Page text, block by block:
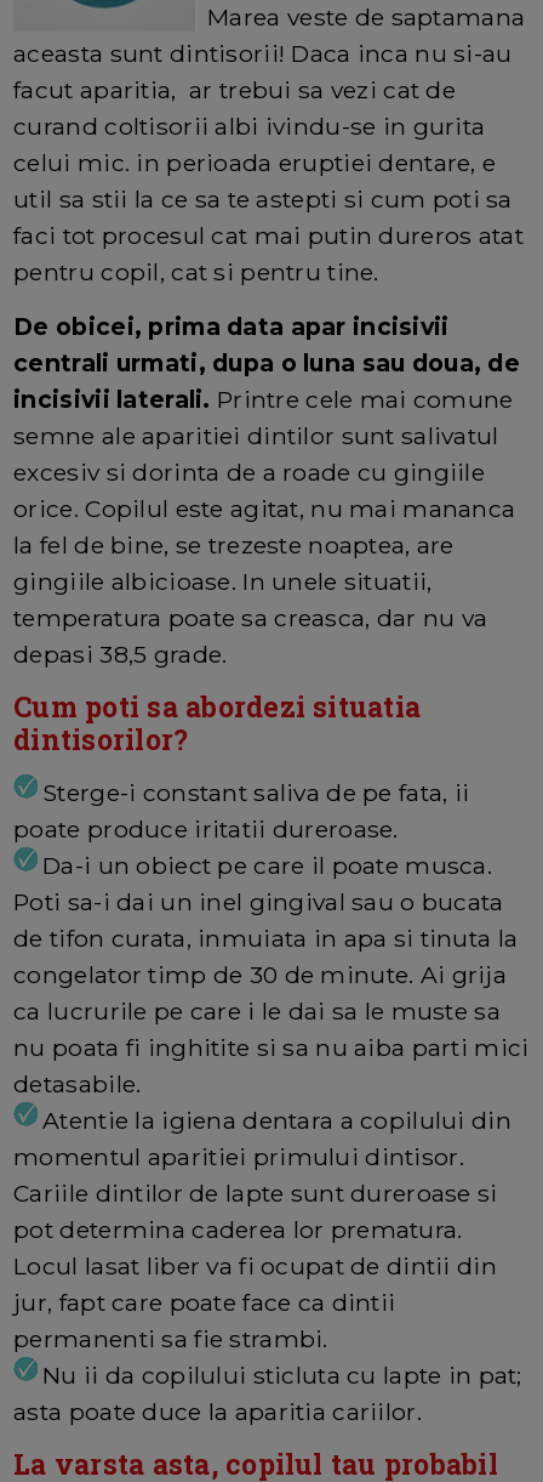
Marea veste de saptamana
aceasta sunt dintisorii! Daca inca nu si-au
facut aparitia, ar trebui sa vezi cat de
curand coltisorii albi ivindu-se in gurita
celui mic. in perioada eruptiei dentare, e
util sa stii la ce sa te astepti si cum poti sa
faci tot procesul cat mai putin dureros atat
pentru copil, cat si pentru tine.
De obicei, prima data apar incisivii
centrali urmati, dupa o luna sau doua, de
incisivii laterali. Printre cele mai comune
semne ale aparitiei dintilor sunt salivatul
excesiv si dorinta de a roade cu gingiile
orice. Copilul este agitat, nu mai mananca
la fel de bine, se trezeste noaptea, are
gingiile albicioase. In unele situatii,
temperatura poate sa creasca, dar nu va
depasi 38,5 grade.
Cum poti sa abordezi situatia
dintisorilor?
Sterge-i constant saliva de pe fata, ii
poate produce iritatii dureroase.
Da-i un obiect pe care il poate musca.
Poti sa-i dai un inel gingival sau o bucata
de tifon curata, inmuiata in apa si tinuta la
congelator timp de 30 de minute. Ai grija
ca lucrurile pe care i le dai sa le muste sa
nu poata fi inghitite si sa nu aiba parti mici
detasabile.
Atentie la igiena dentara a copilului din
momentul aparitiei primului dintisor.
Cariile dintilor de lapte sunt dureroase si
pot determina caderea lor prematura.
Locul lasat liber va fi ocupat de dintii din
jur, fapt care poate face ca dintii
permanenti sa fie strambi.
Nu ii da copilului sticluta cu lapte in pat;
asta poate duce la aparitia cariilor.
La varsta asta, copilul tau probabil